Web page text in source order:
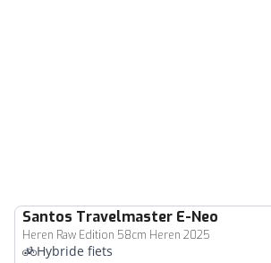
Santos Travelmaster E-Neo
Heren Raw Edition 58cm Heren 2025
Hybride fiets